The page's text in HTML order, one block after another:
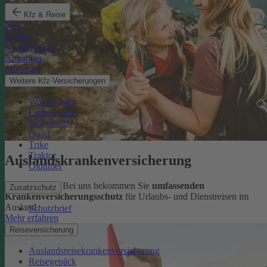
Kfz & Reise
Pkw
E-Auto
Kleinkraftrad
Anhänger
Motorrad
Weitere Kfz-Versicherungen
Wohnwagen
Lieferwagen
Wohnmobil
Quad
Trike
Traktor
Oldtimer
Zusatzschutz
Schutzbrief
Reiseversicherung
Auslandsreisekrankenversicherung
Reisegepäck
Auslandskrankenversicherung
Sorglos reisen: Bei uns bekommen Sie umfassenden
Krankenversicherungsschutz für Urlaubs- und Dienstreisen im
Ausland.
Mehr erfahren